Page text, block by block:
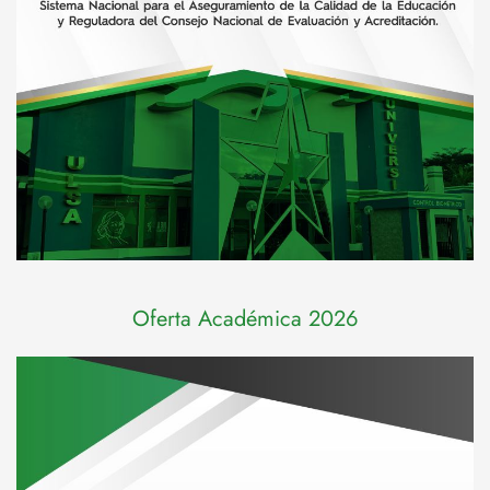
Oferta Académica 2026